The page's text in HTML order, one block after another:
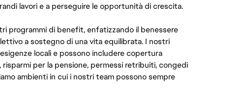
lavori e a perseguire le opportunità di crescita.
programmi di benefit, enfatizzando il benessere
a sostegno di una vita equilibrata. I nostri
locali e possono includere copertura
per la pensione, permessi retribuiti, congedi
ambienti in cui i nostri team possono sempre